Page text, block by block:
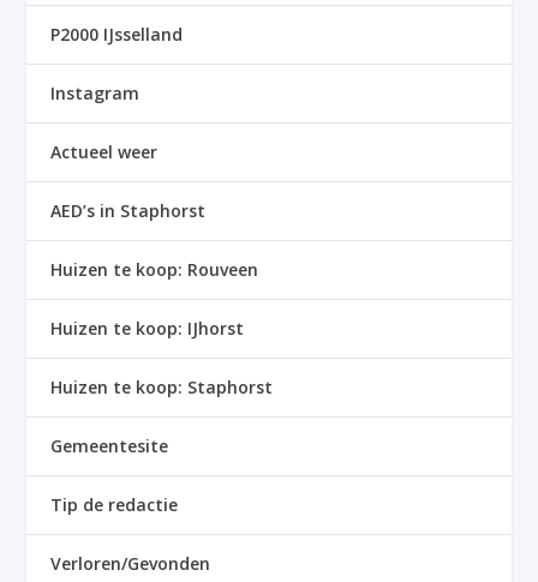
P2000 IJsselland
Instagram
Actueel weer
AED’s in Staphorst
Huizen te koop: Rouveen
Huizen te koop: IJhorst
Huizen te koop: Staphorst
Gemeentesite
Tip de redactie
Verloren/Gevonden